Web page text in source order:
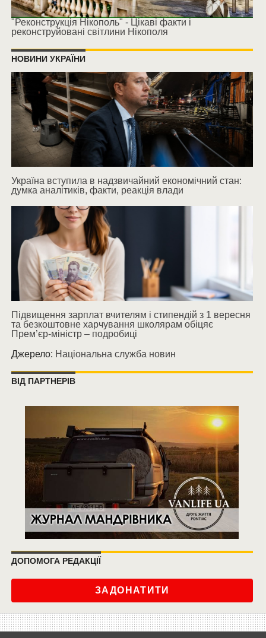
"Реконструкція Нікополь" - Цікаві факти і
реконструйовані світлини Нікополя
НОВИНИ УКРАЇНИ
Україна вступила в надзвичайний економічний стан:
думка аналітиків, факти, реакція влади
Підвищення зарплат вчителям і стипендій з 1 вересня
та безкоштовне харчування школярам обіцяє
Прем’єр-міністр – подробиці
Джерело: Національна служба новин
ВІД ПАРТНЕРІВ
ДОПОМОГА РЕДАКЦІЇ
ЗАДОНАТИТИ